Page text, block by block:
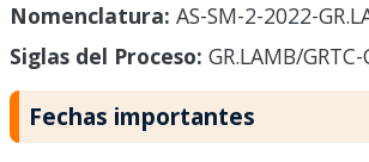
Nomenclatura: AS-SM-2-2022-
Siglas del Proceso: GR.LAMB/GRTC-
Fechas importantes